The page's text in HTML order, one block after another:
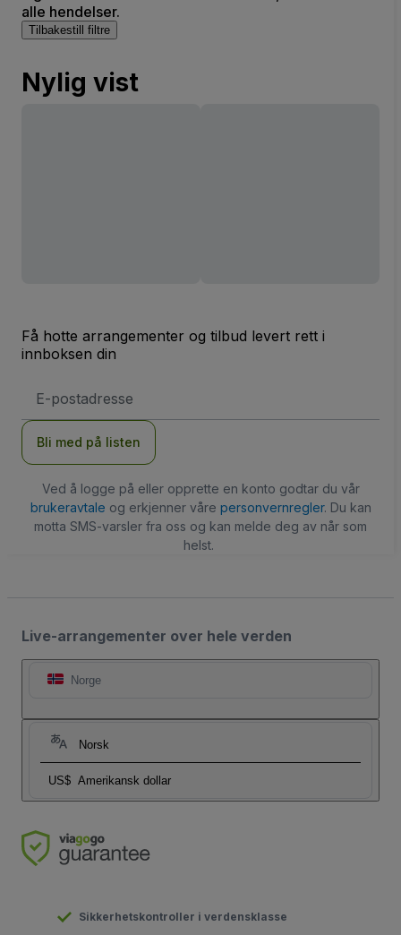
alle hendelser.
Tilbakestill filtre
Nylig vist
Få hotte arrangementer og tilbud levert rett i
innboksen din
postadresse
Bli med på listen
Ved å logge på eller opprette en konto godtar du vår
brukeravtale og erkjenner våre personvernregler. Du kan
motta SMS-varsler fra oss og kan melde deg av når som
helst.
Live-arrangementer over hele verden
Norge
Norsk
US$ Amerikansk dollar
Sikkerhetskontroller i verdensklasse